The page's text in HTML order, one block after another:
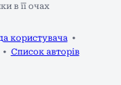
в її очах
користувача
Список авторів